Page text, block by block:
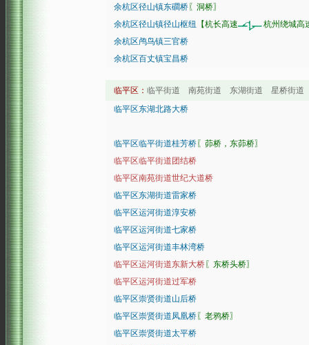
余杭区径山镇东磵桥 〖洞桥〗
余杭区径山镇径山枢纽
【杭长高速
杭州绕城高
余杭区鸬鸟镇三官桥
余杭区百丈镇宝昌桥
临平区： 临平街道 南苑街道 东湖街道 星桥街
临平区东湖北路大桥
临平区临平街道桂芳桥 〖茆桥，东茆桥〗
临平区临平街道团结桥
临平区南苑街道世纪大道桥
临平区东湖街道雷家桥
临平区运河街道淳安桥
临平区运河街道七家桥
临平区运河街道丰林湾桥
临平区运河街道东新大桥 〖东桥头桥〗
临平区运河街道过军桥
临平区崇贤街道山后桥
临平区崇贤街道凤凰桥 〖老鸦桥〗
临平区崇贤街道太平桥